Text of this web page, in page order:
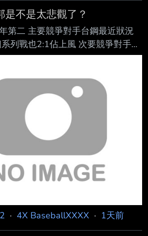
是不是太悲觀了？
第二 主要競爭對手台鋼最近狀況
列戰也2:1佔上風 次要競爭對手統
苦手 這週又對上 雖然洋投確實找
片嘆息了？ --
· 4X BaseballXXXX · 1天前